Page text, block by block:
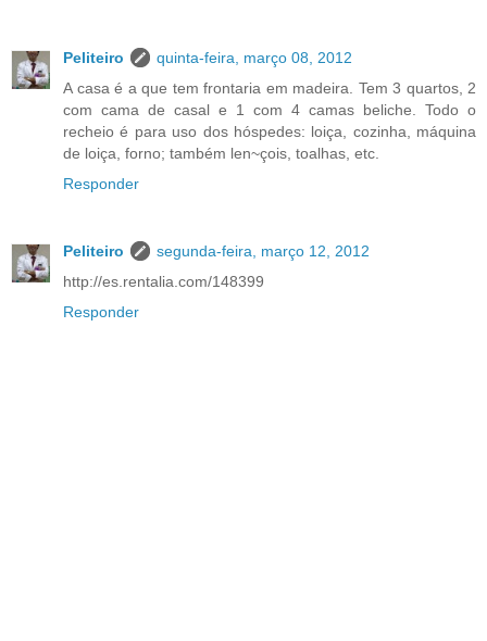
Peliteiro
quinta-feira, março 08, 2012
A casa é a que tem frontaria em madeira. Tem 3 quartos, 2
com cama de casal e 1 com 4 camas beliche. Todo o
recheio é para uso dos hóspedes: loiça, cozinha, máquina
de loiça, forno; também len~çois, toalhas, etc.
Responder
Peliteiro
segunda-feira, março 12, 2012
http://es.rentalia.com/148399
Responder